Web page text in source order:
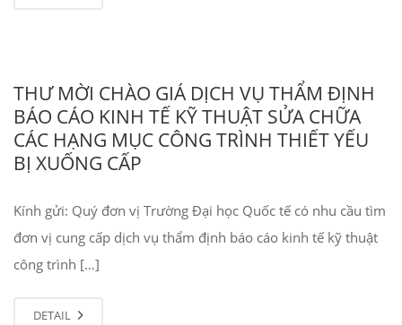
THƯ MỜI CHÀO GIÁ DỊCH VỤ THẨM ĐỊNH
BÁO CÁO KINH TẾ KỸ THUẬT SỬA CHỮA
CÁC HẠNG MỤC CÔNG TRÌNH THIẾT YẾU
BỊ XUỐNG CẤP
Kính gửi: Quý đơn vị Trường Đại học Quốc tế có nhu cầu tìm
đơn vị cung cấp dịch vụ thẩm định báo cáo kinh tế kỹ thuật
công trình […]
DETAIL